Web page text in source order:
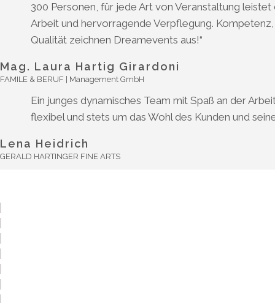
300 Personen, für jede Art von Veranstaltung
Arbeit und hervorragende Verpflegung.
Qualität zeichnen Dreamevents aus!“
Mag. Laura Hartig Girardoni
FAMILE & BERUF | Management GmbH
Ein junges dynamisches Team mit Spaß an der
flexibel und stets um das Wohl des Kunden und
Lena Heidrich
GERALD HARTINGER FINE ARTS